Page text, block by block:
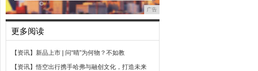
广告
更多阅读
【资讯】 新品上市 | 问“晴”为何物？不如教
【资讯】悟空出行携手哈弗与融创文化，打造未来